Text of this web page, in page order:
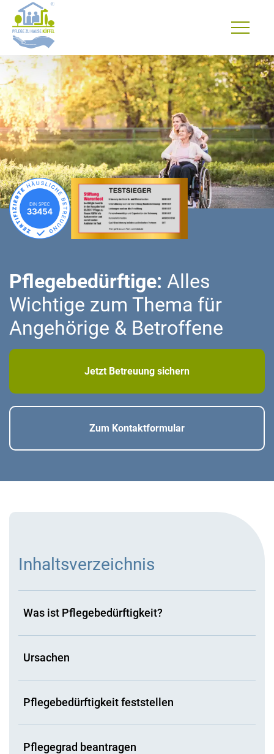
Primary
Pflegebedürftige: Alles
Wichtige zum Thema für
Angehörige & Betroffene
Jetzt Betreuung sichern
Zum Kontaktformular
Inhaltsverzeichnis
Was ist Pflegebedürftigkeit?
Ursachen
Pflegebedürftigkeit feststellen
Pflegegrad beantragen